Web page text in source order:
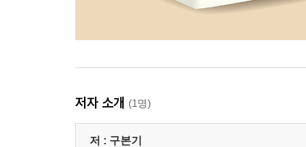
저자 소개 (1명)
저 : 구본기